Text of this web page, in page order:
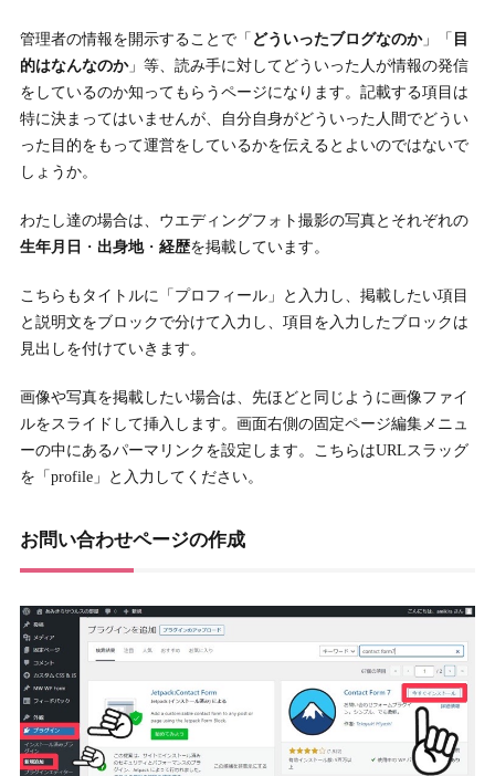
管理者の情報を開示することで「 どういったブログなのか」「 目
的はなんなのか」等、読み手に対してどういった人が情報の発信
をしているのか知ってもらうページになります。記載する項目は
特に決まってはいませんが、自分自身がどういった人間でどうい
った目的をもって運営をしているかを伝えるとよいのではないで
しょうか。
わたし達の場合は、ウエディングフォト撮影の写真とそれぞれの
生年月日 ・ 出身地・ 経歴を掲載しています。
こちらもタイトルに「プロフィール」と入力し、掲載したい項目
と説明文をブロックで分けて入力し、項目を入力したブロックは
見出しを付けていきます。
画像や写真を掲載したい場合は、先ほどと同じように画像ファイ
ルをスライドして挿入します。画面右側の固定ページ編集メニュ
ーの中にあるパーマリンクを設定します。こちらはURLスラッグ
を「profile」と入力してください。
お問い合わせページの作成